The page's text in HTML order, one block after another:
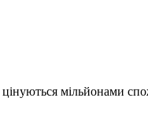
мільйонами